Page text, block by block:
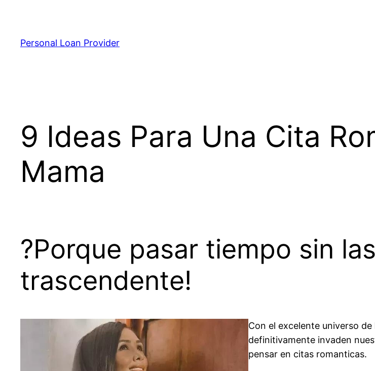
content
Personal Loan Provider
9 Ideas Para Una Cita
Mama
?Porque pasar tiempo sin
trascendente!
Con el excelente universo
definitivamente invaden
pensar en citas romanticas.